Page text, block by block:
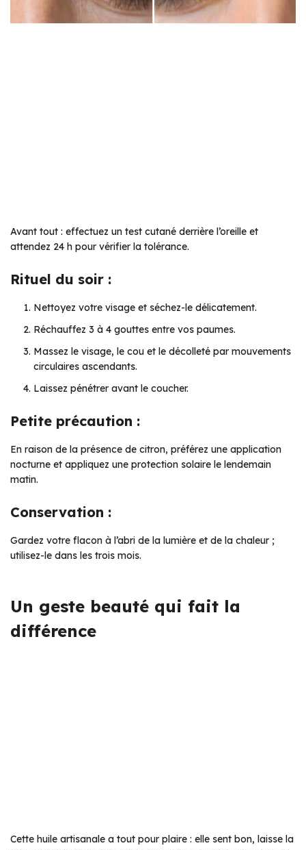
Avant tout : effectuez un test cutané derrière l’oreille et
attendez 24 h pour vérifier la tolérance.
Rituel du soir :
Nettoyez votre visage et séchez-le délicatement.
Réchauffez 3 à 4 gouttes entre vos paumes.
Massez le visage, le cou et le décolleté par mouvements
circulaires ascendants.
Laissez pénétrer avant le coucher.
Petite précaution :
En raison de la présence de citron, préférez une application
nocturne et appliquez une protection solaire le lendemain
matin.
Conservation :
Gardez votre flacon à l’abri de la lumière et de la chaleur ;
utilisez-le dans les trois mois.
Un geste beauté qui fait la
différence
Cette huile artisanale a tout pour plaire : elle sent bon, laisse la